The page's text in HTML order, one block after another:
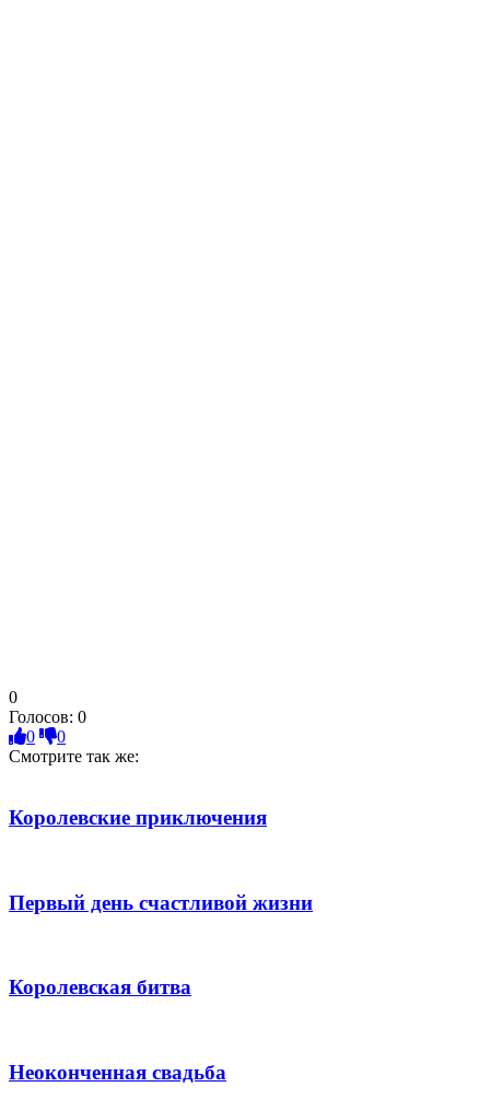
0
Голосов: 0
0
0
Смотрите так же:
Королевские приключения
Первый день счастливой жизни
Королевская битва
Неоконченная свадьба